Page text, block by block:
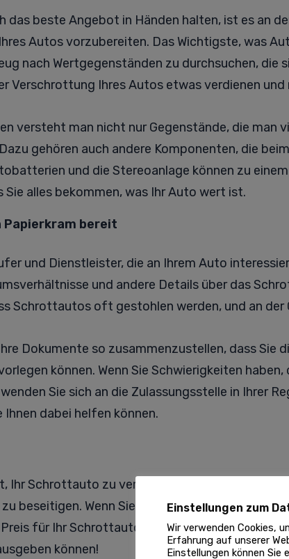
das beste Angebot in Händen halten, ist es an
Autos vorzubereiten. Das Wichtigste, was
nach Wertgegenständen zu durchsuchen, die
Verschrottung Ihres Autos etwas verdienen
versteht man nicht nur Gegenstände, die man
gehören auch andere Komponenten, die
und die Stereoanlage können zu
Sie alles bekommen, was Ihr Auto wert ist.
Papierkram bereit
und Dienstleister, die an Ihrem Auto
und andere Details über das
Schrottautos oft gestohlen werden, und an der
Dokumente so zusammenzustellen, dass Sie
können. Wenn Sie Schwierigkeiten
Sie sich an die Zulassungsstelle in Ihrer
Ihnen dabei helfen können.
Ihr Schrottauto zu verkaufen, denn es wird
beseitigen. Wenn Sie diesen Leitfaden
für Ihr Schrottauto erzielen und etwas
können!
Einstellungen zum
Wir verwenden Cookies,
Erfahrung auf unserer
Einstellungen können Sie